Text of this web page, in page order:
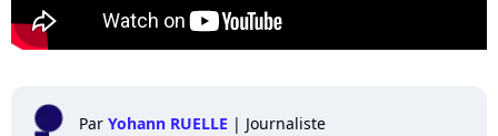
Par Yohann RUELLE | Journaliste